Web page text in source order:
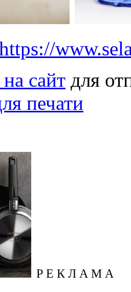
сайт для
печати
Р Е К Л А М А